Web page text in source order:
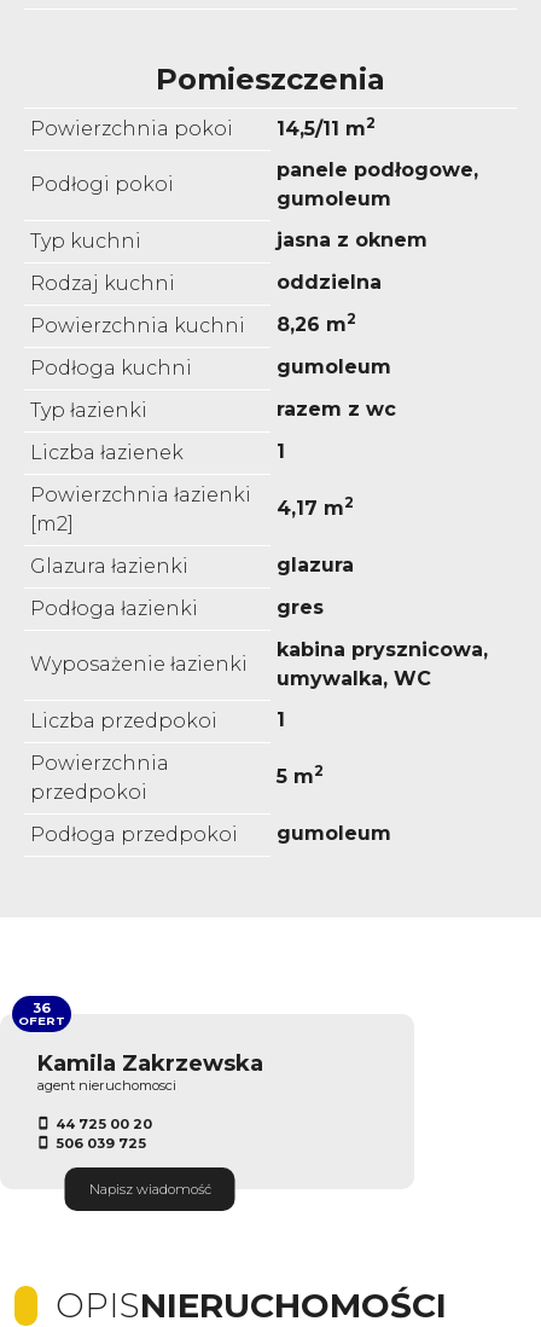
Pomieszczenia
Powierzchnia pokoi 14,5/11 m2
Podłogi pokoi
panele podłogowe,
gumoleum
Typ kuchni
jasna z oknem
Rodzaj kuchni
oddzielna
Powierzchnia kuchni
8,26 m2
Podłoga kuchni
gumoleum
Typ łazienki
razem z wc
Liczba łazienek
1
Powierzchnia łazienki
[m2]
4,17 m2
Glazura łazienki
glazura
Podłoga łazienki
gres
Wyposażenie łazienki
kabina prysznicowa,
umywalka, WC
Liczba przedpokoi
1
Powierzchnia
przedpokoi
5 m2
Podłoga przedpokoi gumoleum
Kamila Zakrzewska
agent nieruchomosci
44 725 00 20
506 039 725
Napisz wiadomość
36
OFERT
OPISNIERUCHOMOŚCI